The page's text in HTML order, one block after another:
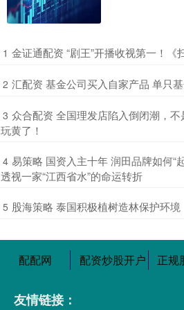
1 金证通配资 “剧王”开播收视第一！
2 汇配资 基金公司买入自家产品 单只
3 众合配资 全国理发店陷入倒闭潮，
玩黄了！
4 易策略 国资入主十年 润田品牌如何
透视一家“江西省水”的命运转折
5 ​股海策略 泰国积极植树造林保护环境
配配网 配资炒股开户 正规
友情链接：